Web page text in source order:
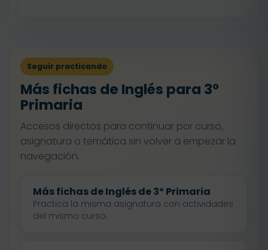
Seguir practicando
Más fichas de Inglés para 3º
Primaria
Accesos directos para continuar por curso,
asignatura o temática sin volver a empezar la
navegación.
Más fichas de Inglés de 3º Primaria
Practica la misma asignatura con actividades
del mismo curso.